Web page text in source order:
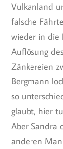
Vulkanland
falsche
wieder in die
Auflösung
Zänkereien
Bergmann
so
glaubt, hier
Aber Sandra
anderen